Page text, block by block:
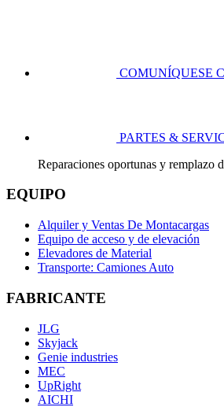
COMUNÍQUESE
PARTES &
Reparaciones oportunas y remplazo
EQUIPO
Alquiler y Ventas De Montacargas
Equipo de acceso y de elevación
Elevadores de Material
Transporte: Camiones Auto
FABRICANTE
JLG
Skyjack
Genie industries
MEC
UpRight
AICHI